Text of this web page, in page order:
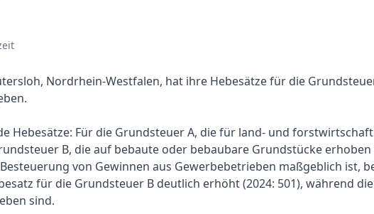
Nordrhein-Westfalen, hat ihre Hebesätze für die
Hebesätze: Für die Grundsteuer A, die für land- und
B, die auf bebaute oder bebaubare Grundstücke
von Gewinnen aus Gewerbebetrieben maßgeblich ist,
für die Grundsteuer B deutlich erhöht (2024: 501), während
sind.